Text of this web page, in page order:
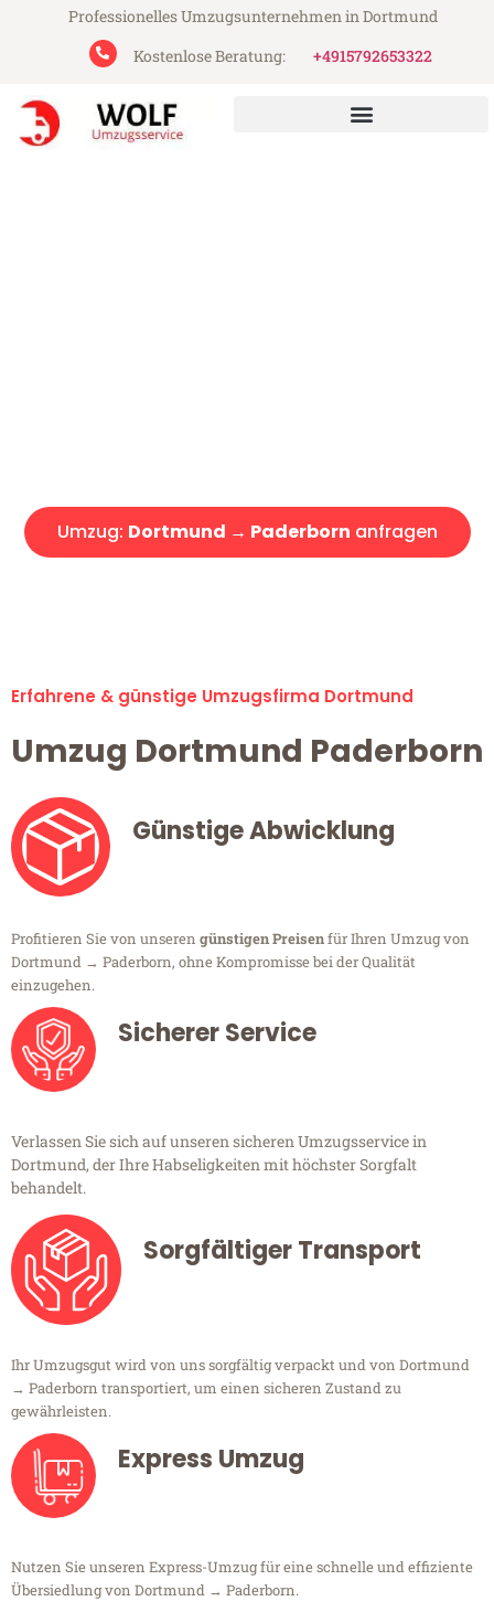
Professionelles Umzugsunternehmen in Dortmund
Kostenlose Beratung:
+4915792653322
Umzug: Dortmund → Paderborn anfragen
Erfahrene & günstige Umzugsfirma Dortmund
Umzug Dortmund Paderborn
Günstige Abwicklung
Profitieren Sie von unseren günstigen Preisenfür Ihren Umzug von
Dortmund → Paderborn, ohne Kompromisse bei der Qualität
einzugehen.
Sicherer Service
Verlassen Sie sich auf unseren sicheren Umzugsservice in
Dortmund, der Ihre Habseligkeiten mit höchster Sorgfalt
behandelt.
Sorgfältiger Transport
Ihr Umzugsgut wird von uns sorgfältig verpackt und von Dortmund
→ Paderborn transportiert, um einen sicheren Zustand zu
gewährleisten.
Express Umzug
Nutzen Sie unseren Express-Umzug für eine schnelle und effiziente
Übersiedlung von Dortmund → Paderborn.